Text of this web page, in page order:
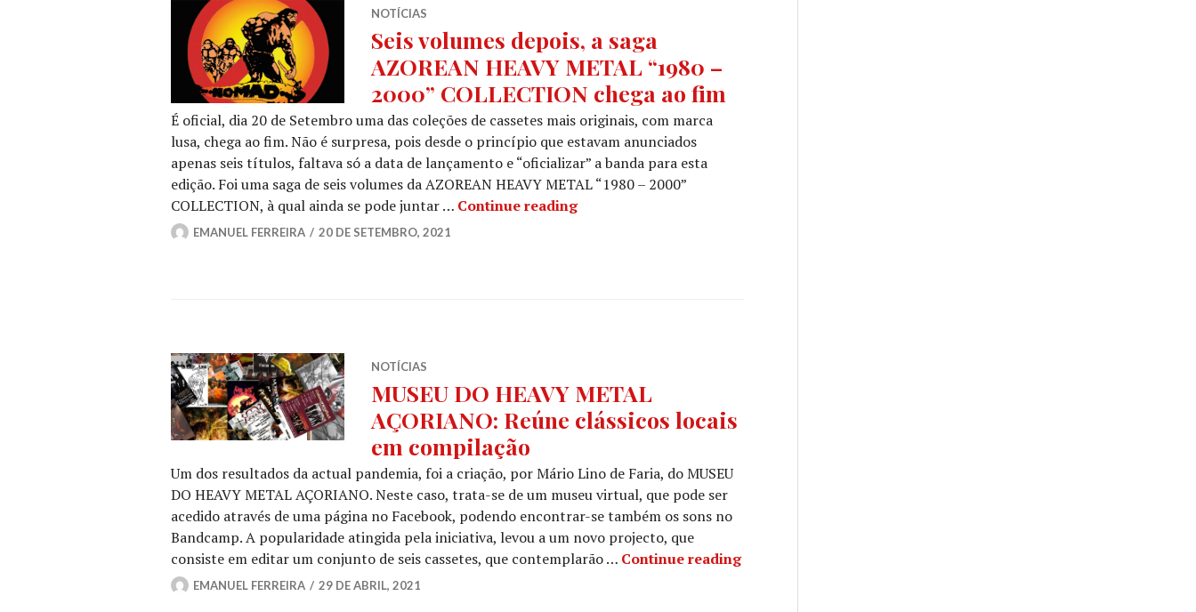
NOTÍCIAS
Seis volumes depois, a saga
AZOREAN HEAVY METAL “1980 –
2000” COLLECTION chega ao fim
É oficial, dia 20 de Setembro uma das coleções de cassetes mais originais, com marca
lusa, chega ao fim. Não é surpresa, pois desde o princípio que estavam anunciados
apenas seis títulos, faltava só a data de lançamento e “oficializar” a banda para esta
edição. Foi uma saga de seis volumes da AZOREAN HEAVY METAL “1980 – 2000”
COLLECTION, à qual ainda se pode juntar … Continue readingSeis volumes depois, a saga AZOREAN HEAVY METAL “1980 – 2000” COLLECTION
EMANUEL FERREIRA 20 DE SETEMBRO, 2021
NOTÍCIAS
MUSEU DO HEAVY METAL
AÇORIANO: Reúne clássicos locais
em compilação
Um dos resultados da actual pandemia, foi a criação, por Mário Lino de Faria, do MUSEU
DO HEAVY METAL AÇORIANO. Neste caso, trata-se de um museu virtual, que pode ser
acedido através de uma página no Facebook, podendo encontrar-se também os sons no
Bandcamp. A popularidade atingida pela iniciativa, levou a um novo projecto, que
consiste em editar um conjunto de seis cassetes, que contemplarão … Continue readingMUSEU DO HEAVY METAL AÇORIANO: Reúne clássicos locais
EMANUEL FERREIRA 29 DE ABRIL, 2021